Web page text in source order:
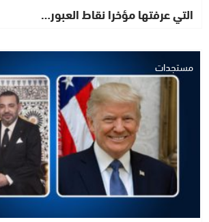
التي عرفتها مؤخرا نقاط العبور…
مستجدات